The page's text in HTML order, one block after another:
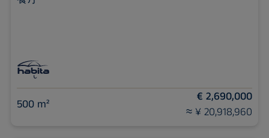
500 m²
€ 2,690,000
≈ ¥ 20,918,960